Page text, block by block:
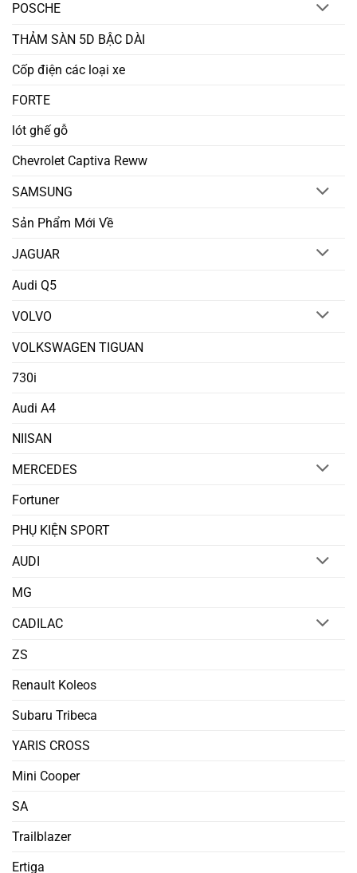
POSCHE
THẢM SÀN 5D BẬC DÀI
Cốp điện các loại xe
FORTE
lót ghế gỗ
Chevrolet Captiva Reww
SAMSUNG
Sản Phẩm Mới Về
JAGUAR
Audi Q5
VOLVO
VOLKSWAGEN TIGUAN
730i
Audi A4
NIISAN
MERCEDES
Fortuner
PHỤ KIỆN SPORT
AUDI
MG
CADILAC
ZS
Renault Koleos
Subaru Tribeca
YARIS CROSS
Mini Cooper
SA
Trailblazer
Ertiga